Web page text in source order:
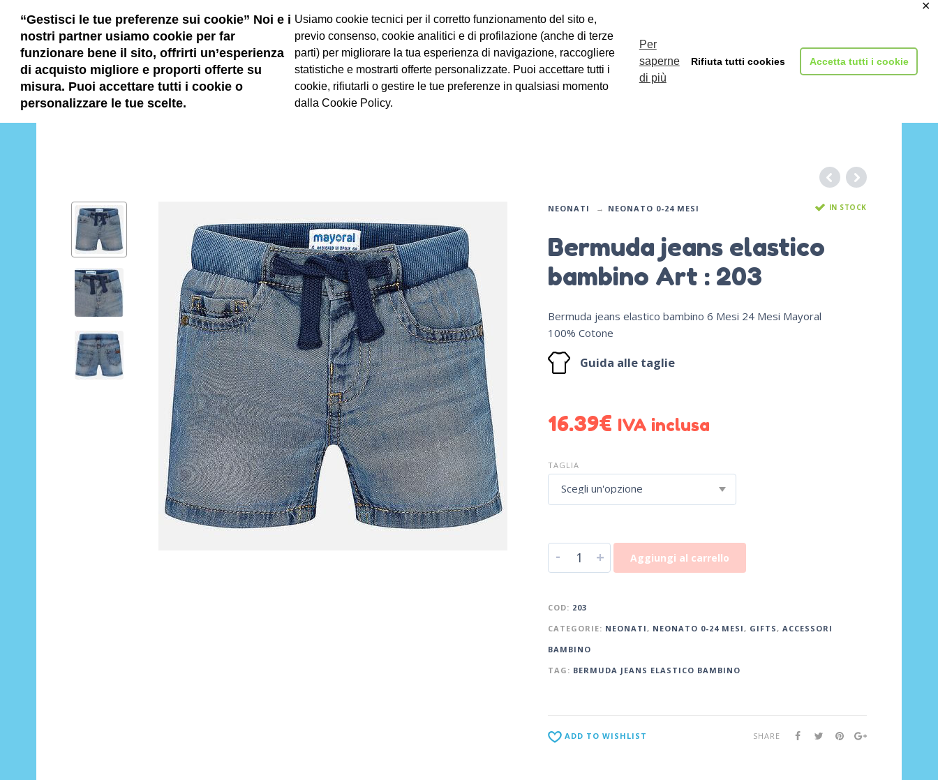
“Gestisci le tue preferenze sui cookie” Noi e i
nostri partner usiamo cookie per far
funzionare bene il sito, offrirti un’esperienza
di acquisto migliore e proporti offerte su
misura. Puoi accettare tutti i cookie o
personalizzare le tue scelte.
Usiamo cookie tecnici per il corretto funzionamento del sito e,
previo consenso, cookie analitici e di profilazione (anche di terze
parti) per migliorare la tua esperienza di navigazione, raccogliere
statistiche e mostrarti offerte personalizzate. Puoi accettare tutti i
cookie, rifiutarli o gestire le tue preferenze in qualsiasi momento
dalla Cookie Policy.
Per
saperne
di più
Rifiuta tutti cookies Accetta tutti i cookie
✕
Home Spedizione gratuita a partire da 85€. Reso gratuito.+info.
ABBIGLIAMEN
TO BAMBINO
AUTUNNO/IN
BAMBINA 6-
24 MESI
MAYORAL
MAYORAL
NEONATI NEONATO 0-24 MESI IN STOCK
Bermuda jeans elastico
bambino Art : 203
Bermuda jeans elastico bambino 6 Mesi 24 Mesi Mayoral
100% Cotone
Guida alle taglie
16.39€ IVA inclusa
TAGLIA
Scegli un'opzione
- + Aggiungi al carrello
COD: 203
CATEGORIE: NEONATI , NEONATO 0-24 MESI , GIFTS , ACCESSORI
BAMBINO
TAG: BERMUDA JEANS ELASTICO BAMBINO
ADD TO WISHLIST SHARE